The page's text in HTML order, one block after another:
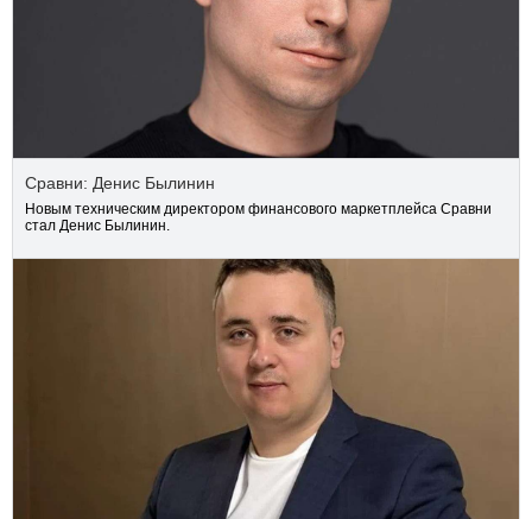
Сравни: Денис Былинин
Новым техническим директором финансового маркетплейса Сравни
стал Денис Былинин.